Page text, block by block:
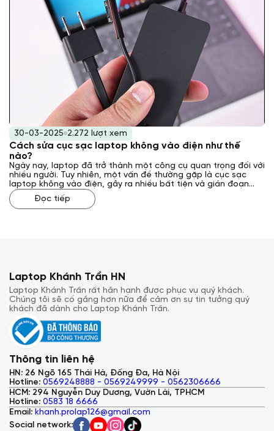
30-03-2025 2.272 lượt xem
Cách sửa cục sạc laptop không vào điện như thế
nào?
Ngày nay, laptop đã trở thành một công cụ quan trọng đối với
nhiều người. Tuy nhiên, một vấn đề thường gặp là cục sạc
laptop không vào điện, gây ra nhiều bất tiện và gián đoạn
công việc. Vậy, cách sửa cục sạc laptop không vào điện như
thế nào? Laptop Khánh Trần sẽ giải đáp cho bạn qua bài viết
sau đây.
Đọc tiếp
Laptop Khánh Trần HN
Laptop Khánh Trần rất hân hạnh được phục vụ quý khách.
Chúng tôi sẽ cố gắng hơn nữa để cảm ơn sự tin tưởng quý
khách đã dành cho Laptop Khánh Trần.
Thông tin liên hệ
HN: 26 Ngõ 165 Thái Hà, Đống Đa, Hà Nội
Hotline: 0569248888 - 0569249999 - 0562306666
HCM: 294 Nguyễn Duy Dương, Vườn Lài, TPHCM
Hotline: 0583 18 6666
Email: khanh.prolap126@gmail.com
Social network: